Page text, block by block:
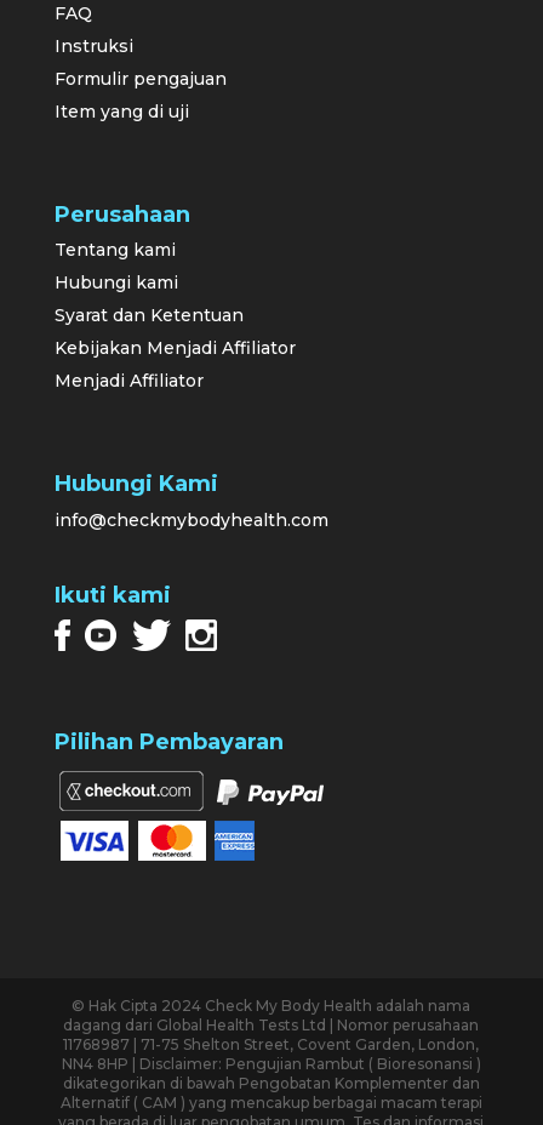
FAQ
Instruksi
Formulir pengajuan
Item yang di uji
Perusahaan
Tentang kami
Hubungi kami
Syarat dan Ketentuan
Kebijakan Menjadi Affiliator
Menjadi Affiliator
Hubungi Kami
info@checkmybodyhealth.com
Ikuti kami
Pilihan Pembayaran
© Hak Cipta 2024 Check My Body Health adalah nama
dagang dari Global Health Tests Ltd | Nomor perusahaan
11768987 | 71-75 Shelton Street, Covent Garden, London,
NN4 8HP | Disclaimer: Pengujian Rambut ( Bioresonansi )
dikategorikan di bawah Pengobatan Komplementer dan
Alternatif ( CAM ) yang mencakup berbagai macam terapi